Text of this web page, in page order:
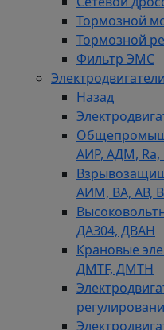
Тормозной
Тормозной
Фильтр ЭМС
Электродвигатели
Назад
АИР, АДМ, Ra,
АИМ, ВА, АВ,
ДАЗ04, ДВАН
Крановые
ДMTF, ДМТН